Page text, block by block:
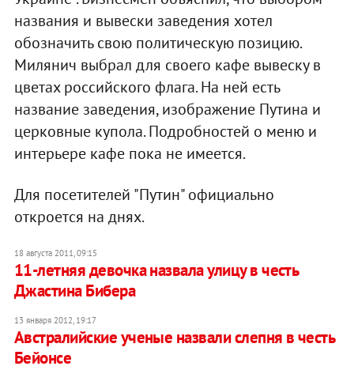
названия и вывески заведения хотел
обозначить свою политическую позицию.
Милянич выбрал для своего кафе вывеску в
цветах российского флага. На ней есть
название заведения, изображение Путина и
церковные купола. Подробностей о меню и
интерьере кафе пока не имеется.
Для посетителей "Путин" официально
откроется на днях.
18 августа 2011, 09:15
11-летняя девочка назвала улицу в честь
Джастина Бибера
13 января 2012, 19:17
Австралийские ученые назвали слепня в честь
Бейонсе